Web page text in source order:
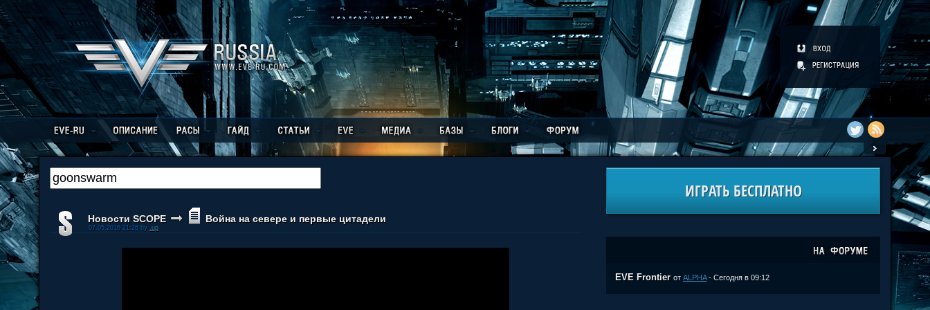
Новости SCOPE Война на севере и первые цитадели
07.05.2016 21:26 by .up
ИГРАТЬ БЕСПЛАТНО
EVE Frontier от ALPHA- Сегодня в 09:12